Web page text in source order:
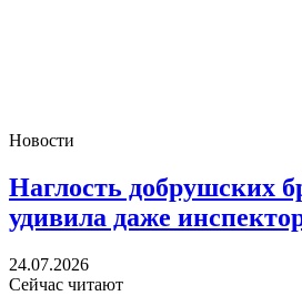
Новости
Наглость добрушских
удивила даже
24.07.2026
Сейчас читают